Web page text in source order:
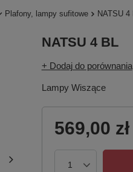
Plafony, lampy sufitowe NATSU 4
NATSU 4 BL
+ Dodaj do porównania
Lampy Wiszące
569,00 zł